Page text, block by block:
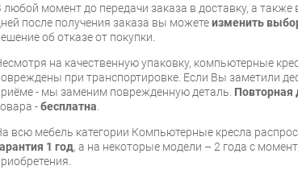
любой момент до передачи заказа в доставку, а также
после получения заказа вы можетеизменить
об отказе от покупки.
на качественную упаковку, компьютерные
при транспортировке. Если Вы заметили
- мы заменим поврежденную деталь. Повторная
-бесплатна
всю мебель категории Компьютерные кресла
1 год, а на некоторые модели – 2 года с